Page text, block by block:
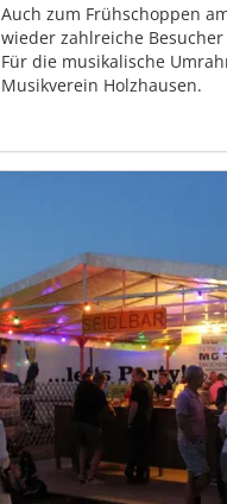
Auch zum Frühschoppen
wieder zahlreiche
Für die musikalische
Musikverein Holzhausen.